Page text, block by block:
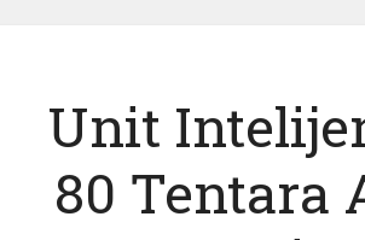
Unit
80 Tentara